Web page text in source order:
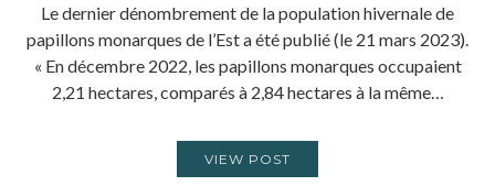
Le dernier dénombrement de la population hivernale de
papillons monarques de l’Est a été publié (le 21 mars 2023).
« En décembre 2022, les papillons monarques occupaient
2,21 hectares, comparés à 2,84 hectares à la même…
VIEW POST